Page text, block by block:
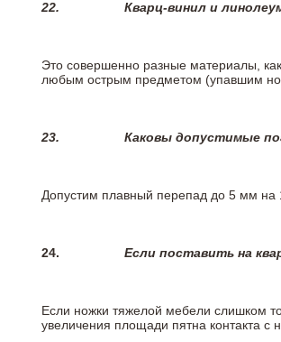
22. Кварц-винил и
Это совершенно разные материалы,
любым острым предметом (упавшим
23. Каковы допустимые
Допустим плавный перепад до 5 мм на
24. Если поставить на
Если ножки тяжелой мебели слишком
увеличения площади пятна контакта с